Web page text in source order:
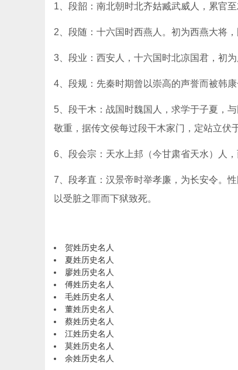
1、段韶：南北朝时北齐姑臧武威人，累官至
2、段随：十六国时西燕人。初为西燕大将
3、段业：西安人，十六国时北凉国君，初
4、段规：先秦时期曾以崇高的声誉而被韩康
5、段干木：战国时魏国人，求学于子夏，
敬重，据传文侯每过段干木家门，定站立伏
6、段会宗：天水上邽（今甘肃省天水）人
7、段孝直：汉景帝时举孝廉，为长安令。
以受脏之罪而下狱致死。
贺姓历史名人
夏姓历史名人
廖姓历史名人
傅姓历史名人
毛姓历史名人
董姓历史名人
蔡姓历史名人
江姓历史名人
莫姓历史名人
余姓历史名人